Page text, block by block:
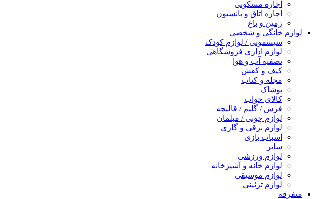
اجاره مسکونی
اجاره اتاق و پانسیون
زمین و باغ
لوازم خانگی و شخصی
سیسمونی / لوازم کودک
لوازم اداری فروشگاهی
تصفیه آب و هوا
کیف و کفش
مجله و کتاب
پوشاک
کالای خواب
فرش / گلیم / قالیچه
لوازم چوبی / مبلمان
لوازم برقی و گازی
اسباب بازی
سایر
لوازم ورزشی
لوازم خانه و آشپزخانه
لوازم موسیقی
لوازم تزئینی
متفرقه